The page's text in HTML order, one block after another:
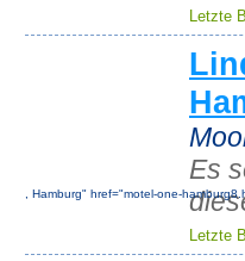
Letzte
, Hamburg" href="motel-one-
Es
Letzte